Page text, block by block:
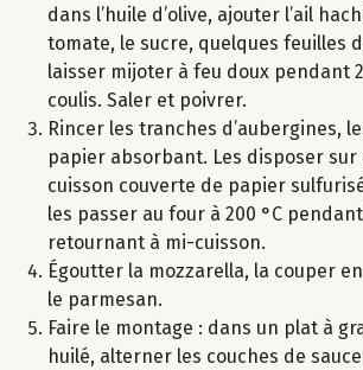
dans l’huile d’olive, ajouter l’ail
tomate, le sucre, quelques feuilles
laisser mijoter à feu doux pendant
coulis. Saler et poivrer.
Rincer les tranches d’aubergines,
papier absorbant. Les disposer sur
cuisson couverte de papier
les passer au four à 200 °C
retournant à mi-cuisson.
Égoutter la mozzarella, la couper
le parmesan.
Faire le montage : dans un plat à
huilé, alterner les couches de